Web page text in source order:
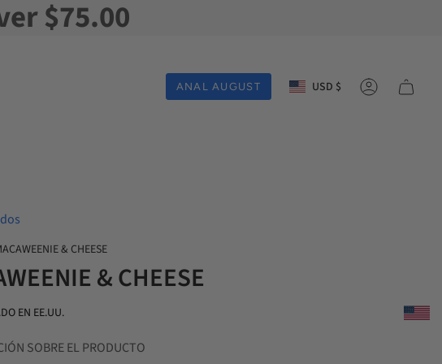
$75.00
ANAL AUGUST Moneda
USD $ Cuenta
& CHEESE
& CHEESE
EN EE.UU.
SOBRE EL PRODUCTO